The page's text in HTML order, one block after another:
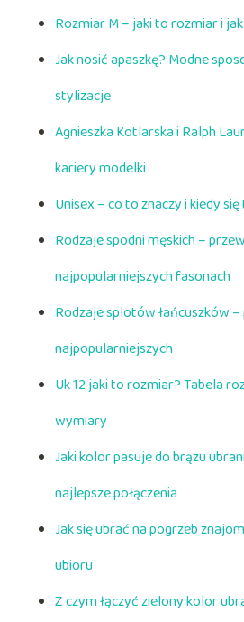
Rozmiar M – jaki to rozmiar i
Jak nosić apaszkę? Modne
stylizacje
Agnieszka Kotlarska i Ralph
kariery modelki
Unisex – co to znaczy i kiedy
Rodzaje spodni męskich –
najpopularniejszych fasonach
Rodzaje splotów łańcuszków
najpopularniejszych
Uk 12 jaki to rozmiar? Tabela
wymiary
Jaki kolor pasuje do brązu
najlepsze połączenia
Jak się ubrać na pogrzeb
ubioru
Z czym łączyć zielony kolor